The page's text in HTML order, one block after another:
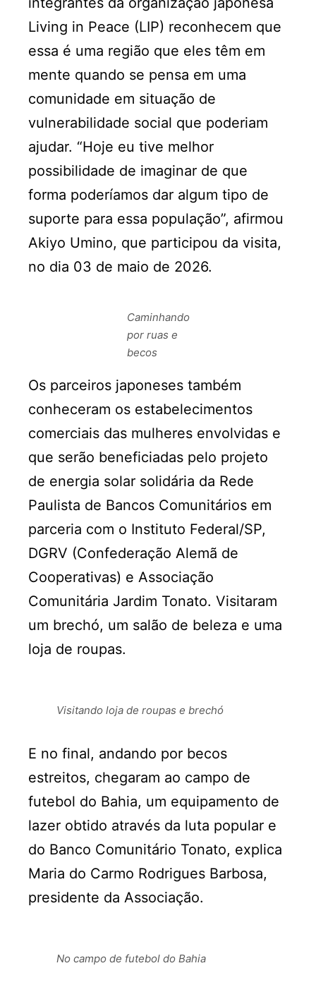
Living in Peace (LIP) reconhecem que
essa é uma região que eles têm em
mente quando se pensa em uma
comunidade em situação de
vulnerabilidade social que poderiam
ajudar. “Hoje eu tive melhor
possibilidade de imaginar de que
forma poderíamos dar algum tipo de
suporte para essa população”, afirmou
Akiyo Umino, que participou da visita,
no dia 03 de maio de 2026.
Caminhando
por ruas e
becos
Os parceiros japoneses também
conheceram os estabelecimentos
comerciais das mulheres envolvidas e
que serão beneficiadas pelo projeto
de energia solar solidária da Rede
Paulista de Bancos Comunitários em
parceria com o Instituto Federal/SP,
DGRV (Confederação Alemã de
Cooperativas) e Associação
Comunitária Jardim Tonato. Visitaram
um brechó, um salão de beleza e uma
loja de roupas.
Visitando loja de roupas e brechó
E no final, andando por becos
estreitos, chegaram ao campo de
futebol do Bahia, um equipamento de
lazer obtido através da luta popular e
do Banco Comunitário Tonato, explica
Maria do Carmo Rodrigues Barbosa,
presidente da Associação.
No campo de futebol do Bahia